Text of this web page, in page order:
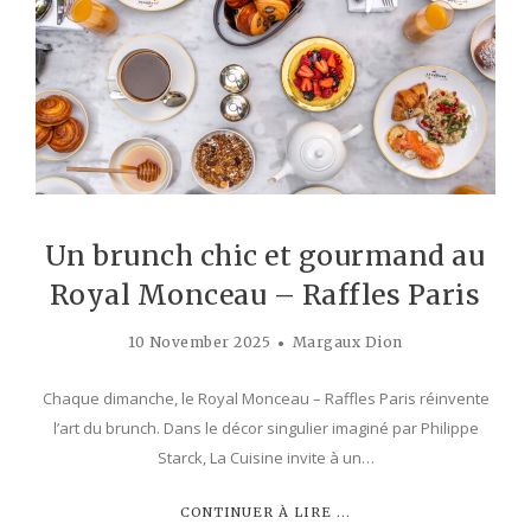
Un brunch chic et gourmand au
Royal Monceau – Raffles Paris
10 November 2025 Margaux Dion
Chaque dimanche, le Royal Monceau – Raffles Paris réinvente
l’art du brunch. Dans le décor singulier imaginé par Philippe
Starck, La Cuisine invite à un…
CONTINUER À LIRE ...